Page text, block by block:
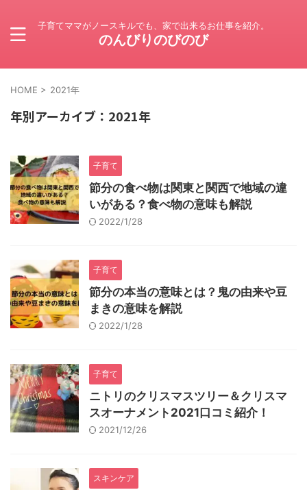
子育てママがノースキルでも、家で出来るお仕事を紹介。
のんびりのびのび
HOME > 2021年
年別アーカイブ：2021年
子育て
節分の食べ物は関東と関西で地域の違
いがある？食べ物の意味も解説
2022/1/28
子育て
節分の本当の意味とは？鬼の由来や豆
まきの意味を解説
2022/1/28
子育て
ニトリのクリスマスツリー＆クリスマ
スオーナメント2021口コミ紹介！
2021/12/26
スキンケア